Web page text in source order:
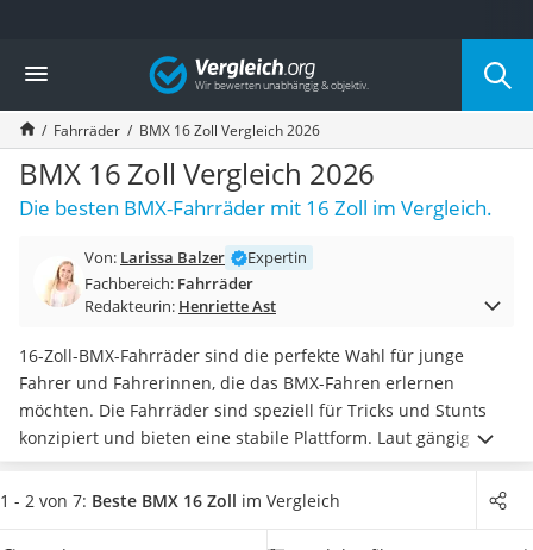
Die beliebtesten Vergleiche nach Kategorie
Freizeit & Sport
Gartentrampolin
Trampolin
Metalldetektor
Eufab-Fahrradträger
Trampolin 366 cm
Aluminium-Koffer
Futterboot
E-Bike-Dreirad
Trekkingschuhe Herren
Reisetasche mit Rollen
Klimmzugstation
Koffer
Nachtsichtgerät
Handgepäck-Koffer
Vergleich
Fahrräder BMX 16 Zoll Vergleich 2026
BMX 16 Zoll Vergleich 2026
Die besten BMX-Fahrräder mit 16 Zoll im Vergleich.
Von: Larissa Balzer
Expertin
Fachbereich: Fahrräder
Redakteurin: Henriette Ast
16-Zoll-BMX-Fahrräder sind die perfekte Wahl für junge
Fahrer und Fahrerinnen, die das BMX-Fahren erlernen
möchten. Die Fahrräder sind speziell für Tricks und Stunts
konzipiert und bieten eine stabile Plattform. Laut gängigen
Online-Tests machen die 16-Zoll-Räder das Fahrradleichter
und wendiger als größere Modelle, was enge Kurven und
1 - 2 von 7: Beste BMX 16 Zoll im Vergleich